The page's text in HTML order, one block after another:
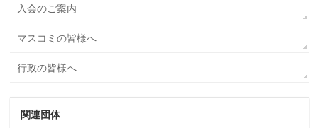
入会のご案内
マスコミの皆様へ
行政の皆様へ
関連団体